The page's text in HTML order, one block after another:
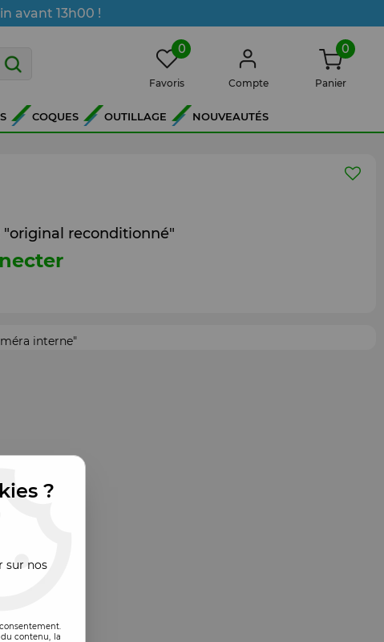
avant 13h00 !
0
Favoris Compte
0
Panier
COQUES OUTILLAGE NOUVEAUTÉS
"original reconditionné"
interne"
?
sur nos
contenu, la